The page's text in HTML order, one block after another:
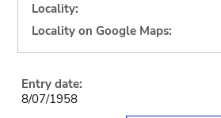
Locality:
Locality on Google Maps:
Entry date:
8/07/1958